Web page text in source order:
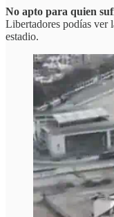
No apto para quien
Libertadores podías ver
estadio.